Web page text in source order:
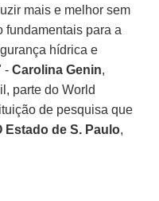
mais e melhor sem
fundamentais para a
hídrica e
-Carolina Genin,
parte do World
de pesquisa que
Estado de S. Paulo,